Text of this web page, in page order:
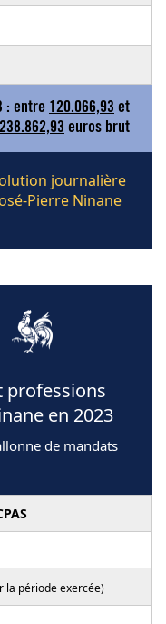
: entre 120.066,93 et
238.862,93 euros brut
journalière
Pierre Ninane
professions
en 2023
de mandats
la période exercée)